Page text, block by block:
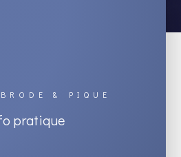
& PIQUE
pratique